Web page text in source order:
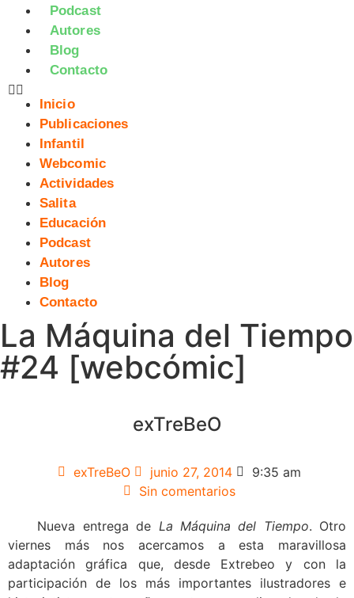
Podcast
Autores
Blog
Contacto
Inicio
Publicaciones
Infantil
Webcomic
Actividades
Salita
Educación
Podcast
Autores
Blog
Contacto
La Máquina del Tiempo
#24 [webcómic]
exTreBeO
exTreBeO junio 27, 2014
9:35 am
Sin comentarios
Nueva entrega de La Máquina del Tiempo. Otro
viernes más nos acercamos a esta maravillosa
adaptación gráfica que, desde Extrebeo y con la
participación de los más importantes ilustradores e